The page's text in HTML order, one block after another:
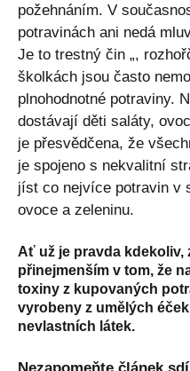
požehnáním. V
potravinách ani nedá
Je to trestný čin „,
školkách jsou často
plnohodnotné potraviny.
dostávají děti saláty,
je přesvědčena, že
je spojeno s nekvalitní
jíst co nejvíce potravin v
ovoce a zeleninu.
Ať už je pravda kdekoliv,
přinejmenším v tom, že
toxiny z kupovaných
vyrobeny z umělých
nevlastních látek.